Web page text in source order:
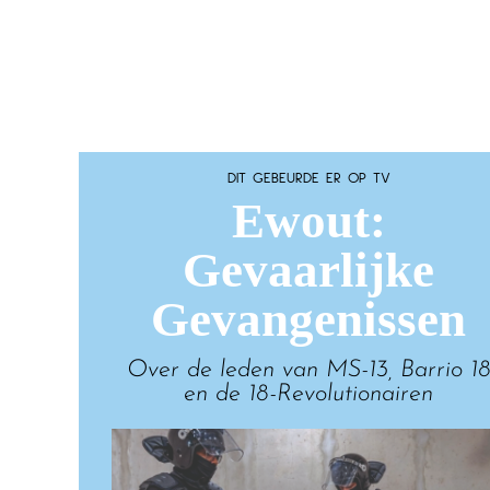
DIT GEBEURDE ER OP TV
Ewout:
Gevaarlijke
Gevangenissen
Over de leden van MS-13, Barrio 18
en de 18-Revolutionairen